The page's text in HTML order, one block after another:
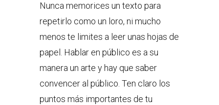
Nunca memorices un texto para
repetirlo como un loro, ni mucho
menos te limites a leer unas hojas de
papel. Hablar en público es a su
manera un arte y hay que saber
convencer al público. Ten claro los
puntos más importantes de tu